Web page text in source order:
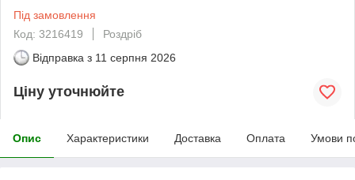
Під замовлення
Код: 3216419
Роздріб
Відправка з 11 серпня 2026
Ціну уточнюйте
Опис Характеристики Доставка Оплата Умови